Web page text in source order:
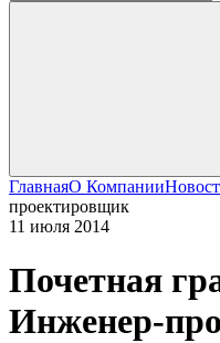
ГлавнаяО Компании
проектировщик
11 июля 2014
Почетная
Инженер-